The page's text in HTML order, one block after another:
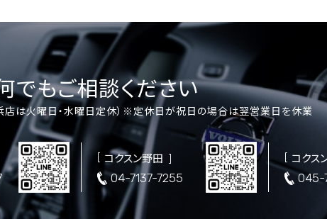
でもご相談ください
店は火曜日・水曜日定休） ※定休日が祝日の場合は翌営業日を休業
コクスン野田
04-7137-7255
コクス
045-